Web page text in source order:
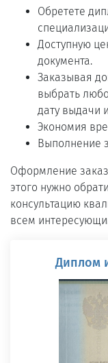
Обретете
Доступную
документа.
Заказывая
выбрать
дату выдачи
Экономия
Выполнение
Оформление
этого нужно
консультацию
всем
Диплом